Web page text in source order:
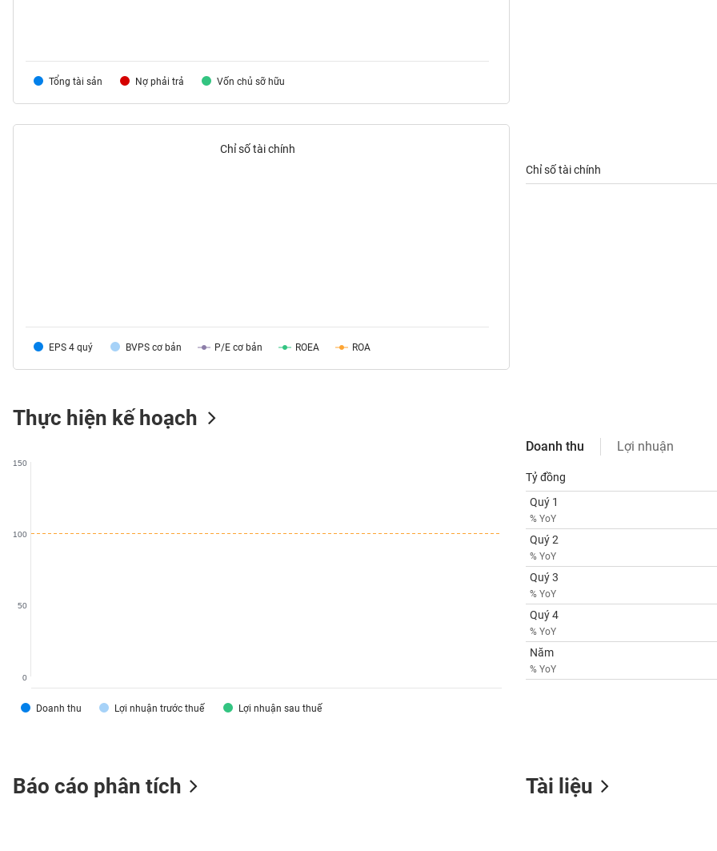
Tổng tài sản Nợ phải trả Vốn chủ sỡ hữu
Chỉ số tài chính
EPS 4 quý BVPS cơ bản P/E cơ bản ROEA ROA
Chỉ số tài chính
Thực hiện kế hoạch
Doanh thu Lợi nhuận trước thuế Lợi nhuận sau thuế
0
50
100
150
Doanh thu Lợi nhuận
Tỷ đồng
Quý 1
% YoY
Quý 2
% YoY
Quý 3
% YoY
Quý 4
% YoY
Năm
% YoY
Báo cáo phân tích Tài liệu
NGHIỆP
TIÊU
DÙNG
YẾU
KHỎE
CÔNG